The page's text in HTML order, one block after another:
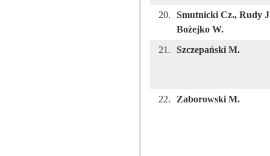
20.
Smutnicki Cz., Rudy
Bożejko W.
21.
Szczepański M.
22. Zaborowski M.